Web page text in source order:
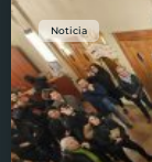
Noticia